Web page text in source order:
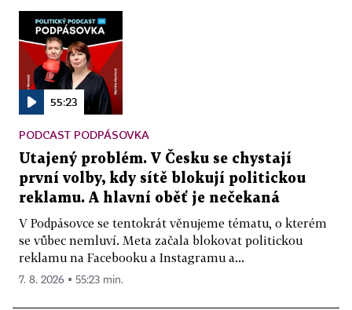
55:23
PODCAST PODPÁSOVKA
Utajený problém. V Česku se chystají
první volby, kdy sítě blokují politickou
reklamu. A hlavní oběť je nečekaná
V Podpásovce se tentokrát věnujeme tématu, o kterém
se vůbec nemluví. Meta začala blokovat politickou
reklamu na Facebooku a Instagramu a...
7. 8. 2026 ▪ 55:23 min.